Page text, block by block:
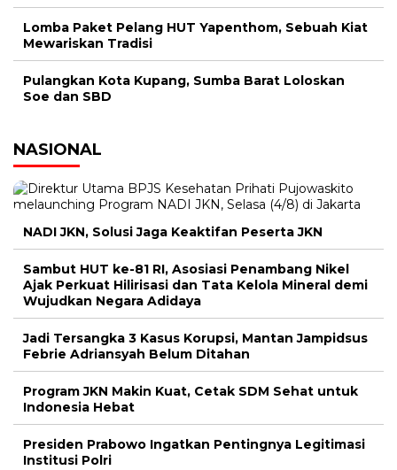
Lomba Paket Pelang HUT Yapenthom, Sebuah Kiat
Mewariskan Tradisi
Pulangkan Kota Kupang, Sumba Barat Loloskan
Soe dan SBD
NASIONAL
NADI JKN, Solusi Jaga Keaktifan Peserta JKN
Sambut HUT ke-81 RI, Asosiasi Penambang Nikel
Ajak Perkuat Hilirisasi dan Tata Kelola Mineral demi
Wujudkan Negara Adidaya
Jadi Tersangka 3 Kasus Korupsi, Mantan Jampidsus
Febrie Adriansyah Belum Ditahan
Program JKN Makin Kuat, Cetak SDM Sehat untuk
Indonesia Hebat
Presiden Prabowo Ingatkan Pentingnya Legitimasi
Institusi Polri